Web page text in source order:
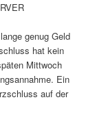
genug Geld
hat kein
Mittwoch
Ein
auf der